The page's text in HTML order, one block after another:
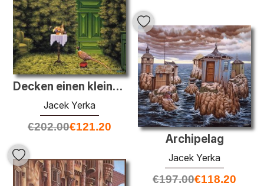
Decken einen kleinen Tisch
Jacek Yerka
€202.00€121.20
Archipelag
Jacek Yerka
€197.00€118.20